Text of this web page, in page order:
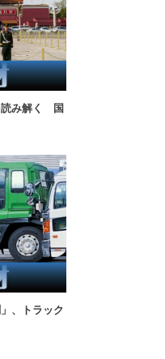
読み解く 国
、トラック